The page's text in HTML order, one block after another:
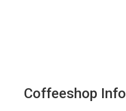
Coffeeshop Info